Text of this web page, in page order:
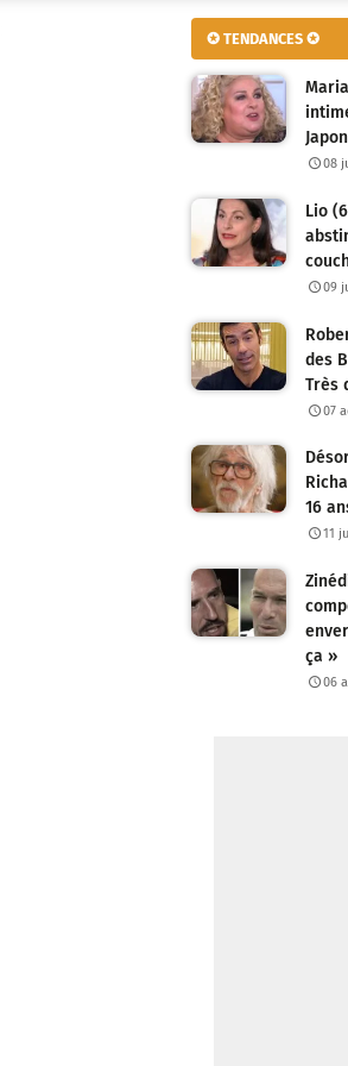
✪ TENDANCES ✪
08
Lio
09
des
Très
07
16
11
ça »
06